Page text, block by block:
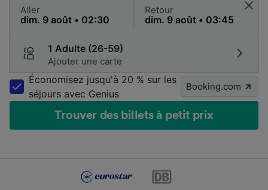
Aller Retour
1 Adulte (26-59)
Ajouter une carte
Économisez jusqu'à 20 % sur les
séjours avec Genius
Booking.com
Trouver des billets à petit prix